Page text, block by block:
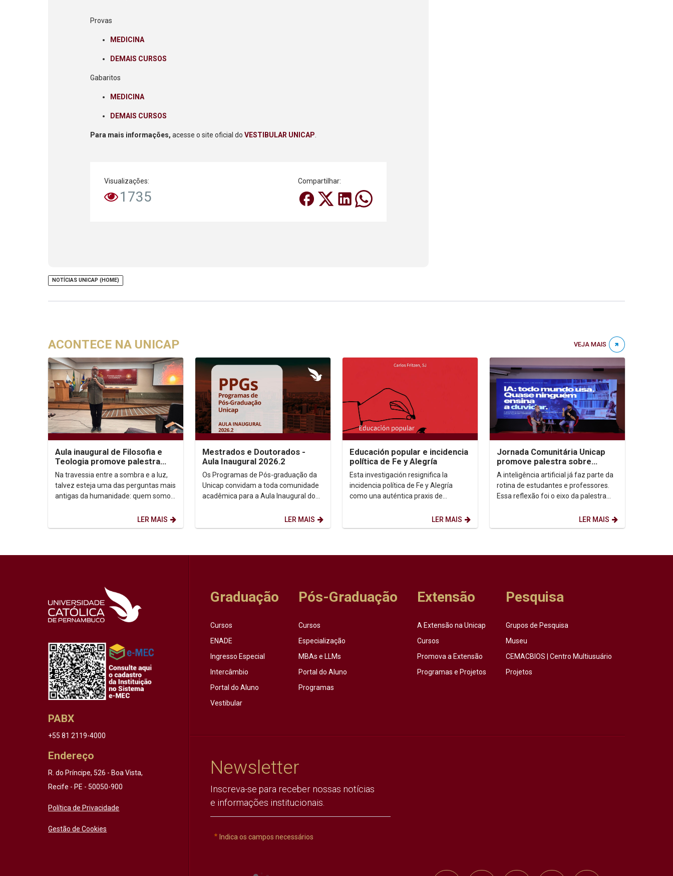
Provas
MEDICINA
DEMAIS CURSOS
Gabaritos
MEDICINA
DEMAIS CURSOS
Para mais informações, acesse o site oficial doVESTIBULAR UNICAP.
Visualizações:
1735
Compartilhar:
NOTÍCIAS UNICAP (HOME)
ACONTECE NA UNICAP VEJA MAIS
Aula inaugural de Filosofia e
Teologia promove palestra
sobre autoconhecimento
Na travessia entre a sombra e a luz,
talvez esteja uma das perguntas mais
antigas da humanidade: quem somos,
LER MAIS
Mestrados e Doutorados -
Aula Inaugural 2026.2
Os Programas de Pós-graduação da
Unicap convidam a toda comunidade
acadêmica para a Aula Inaugural do
LER MAIS
Educación popular e incidencia
política de Fe y Alegría
Esta investigación resignifica la
incidencia política de Fe y Alegría
como una auténtica praxis de
LER MAIS
Jornada Comunitária Unicap
promove palestra sobre
aprendizagem com uso de IA
A inteligência artificial já faz parte da
rotina de estudantes e professores.
Essa reflexão foi o eixo da palestra
LER MAIS
PABX
+55 81 2119-4000
Endereço
R. do Príncipe, 526 - Boa Vista,
Recife - PE - 50050-900
Política de Privacidade
Gestão de Cookies
Graduação
Cursos
ENADE
Ingresso Especial
Intercâmbio
Portal do Aluno
Vestibular
Pós-Graduação
Cursos
Especialização
MBAs e LLMs
Portal do Aluno
Programas
Extensão
A Extensão na Unicap
Cursos
Promova a Extensão
Programas e Projetos
Pesquisa
Grupos de Pesquisa
Museu
CEMACBIOS | Centro Multiusuário
Projetos
Newsletter
Inscreva-se para receber nossas notícias
e informações institucionais.
Indica os campos necessários